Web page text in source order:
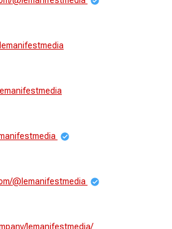
@lemanifestmedia
lemanifestmedia/